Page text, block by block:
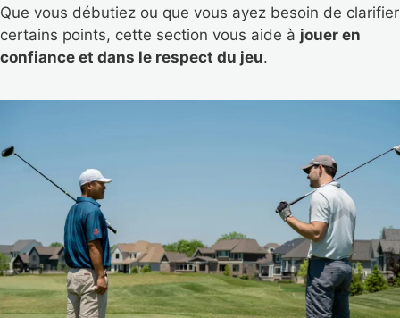
Que vous débutiez ou que vous ayez besoin de clarifier
certains points, cette section vous aide à jouer en
confiance et dans le respect du jeu.